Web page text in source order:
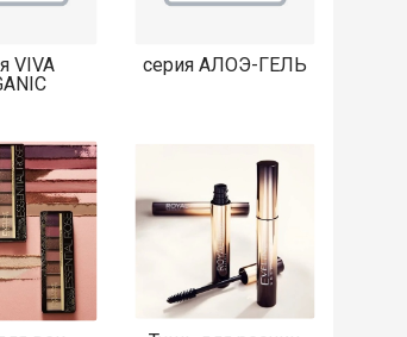
VIVA
серия АЛОЭ-ГЕЛЬ